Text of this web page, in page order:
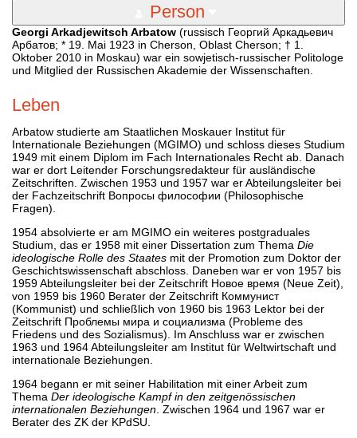
Person
Georgi Arkadjewitsch Arbatow (russisch Георгий Аркадьевич
Арбатов; * 19. Mai 1923 in Cherson, Oblast Cherson; † 1.
Oktober 2010 in Moskau) war ein sowjetisch-russischer Politologe
und Mitglied der Russischen Akademie der Wissenschaften.
Leben
Arbatow studierte am Staatlichen Moskauer Institut für
Internationale Beziehungen (MGIMO) und schloss dieses Studium
1949 mit einem Diplom im Fach Internationales Recht ab. Danach
war er dort Leitender Forschungsredakteur für ausländische
Zeitschriften. Zwischen 1953 und 1957 war er Abteilungsleiter bei
der Fachzeitschrift Вопросы философии (Philosophische
Fragen).
1954 absolvierte er am MGIMO ein weiteres postgraduales
Studium, das er 1958 mit einer Dissertation zum Thema Die
ideologische Rolle des Staates mit der Promotion zum Doktor der
Geschichtswissenschaft abschloss. Daneben war er von 1957 bis
1959 Abteilungsleiter bei der Zeitschrift Новое время (Neue Zeit),
von 1959 bis 1960 Berater der Zeitschrift Коммунист
(Kommunist) und schließlich von 1960 bis 1963 Lektor bei der
Zeitschrift Проблемы мира и социализма (Probleme des
Friedens und des Sozialismus). Im Anschluss war er zwischen
1963 und 1964 Abteilungsleiter am Institut für Weltwirtschaft und
internationale Beziehungen.
1964 begann er mit seiner Habilitation mit einer Arbeit zum
Thema Der ideologische Kampf in den zeitgenössischen
internationalen Beziehungen . Zwischen 1964 und 1967 war er
Berater des ZK der KPdSU.